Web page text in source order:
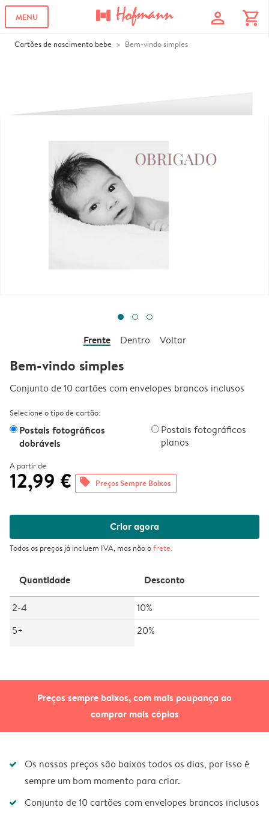
MENU profile shopping_cart
Cartões de nascimento bebe Bem-vindo simples
Preços sempre baixos, com mais poupança ao
comprar mais cópias
Frente Dentro Voltar
Bem-vindo simples
Conjunto de 10 cartões com envelopes brancos inclusos
Selecione o tipo de cartão:
Postais fotográficos
dobráveis
Postais fotográficos
planos
A partir de
12,99 € offers Preços Sempre Baixos
Criar agora
Todos os preços já incluem IVA, mas não ofrete.
Quantidade Desconto
2-4
10%
5+
20%
Os nossos preços são baixos todos os dias, por isso é
sempre um bom momento para criar.
Conjunto de 10 cartões com envelopes brancos inclusos